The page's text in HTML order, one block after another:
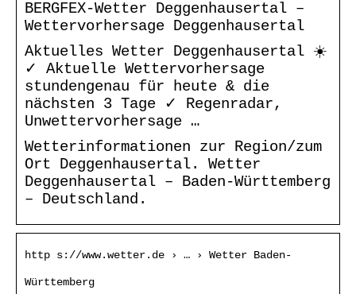
BERGFEX-Wetter Deggenhausertal –
Wettervorhersage Deggenhausertal
Aktuelles Wetter Deggenhausertal ☀️
✓ Aktuelle Wettervorhersage
stundengenau für heute & die
nächsten 3 Tage ✓ Regenradar,
Unwettervorhersage …
Wetterinformationen zur Region/zum
Ort Deggenhausertal. Wetter
Deggenhausertal – Baden-Württemberg
– Deutschland.
http s://www.wetter.de › … › Wetter Baden-
Württemberg